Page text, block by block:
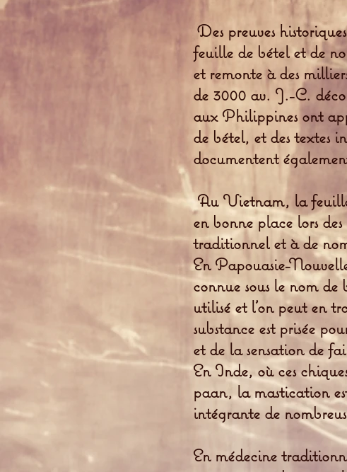
Des preuves
feuille de bétel et de
et remonte à des
de 3000 av. J.-C.
aux Philippines ont
de bétel, et des textes
documentent
Au Vietnam, la feuille
en bonne place lors
traditionnel et à de
En Papouasie-
connue sous le nom
utilisé et l’on peut en
substance est prisée
et de la sensation de
En Inde, où ces
paan, la mastication
intégrante de
En médecine